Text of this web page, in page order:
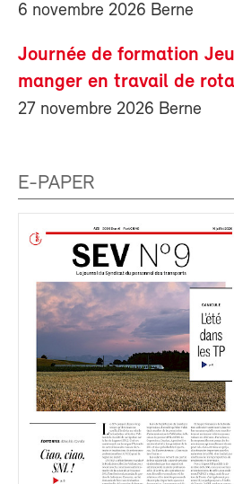
6 novembre 2026 Berne
Journée de formation
manger en travail de
27 novembre 2026 Berne
E-PAPER